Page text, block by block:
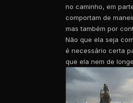
no caminho, em
comportam de
mas também por
Não que ela seja
é necessário certa
que ela nem de